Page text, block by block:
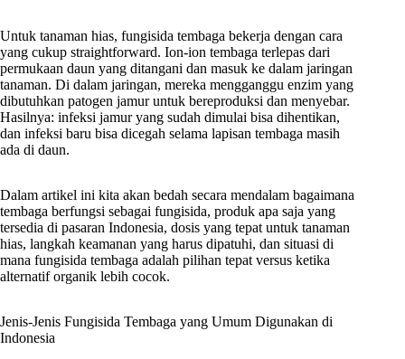
Untuk tanaman hias, fungisida tembaga bekerja dengan cara
yang cukup straightforward. Ion-ion tembaga terlepas dari
permukaan daun yang ditangani dan masuk ke dalam jaringan
tanaman. Di dalam jaringan, mereka mengganggu enzim yang
dibutuhkan patogen jamur untuk bereproduksi dan menyebar.
Hasilnya: infeksi jamur yang sudah dimulai bisa dihentikan,
dan infeksi baru bisa dicegah selama lapisan tembaga masih
ada di daun.
Dalam artikel ini kita akan bedah secara mendalam bagaimana
tembaga berfungsi sebagai fungisida, produk apa saja yang
tersedia di pasaran Indonesia, dosis yang tepat untuk tanaman
hias, langkah keamanan yang harus dipatuhi, dan situasi di
mana fungisida tembaga adalah pilihan tepat versus ketika
alternatif organik lebih cocok.
Jenis-Jenis Fungisida Tembaga yang Umum Digunakan di
Indonesia